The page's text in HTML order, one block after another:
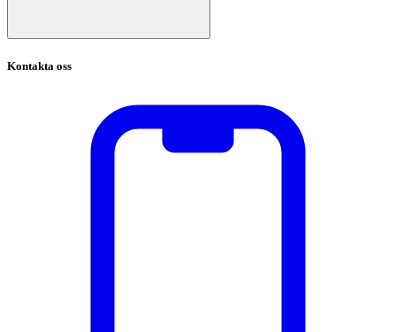
Kontakta oss